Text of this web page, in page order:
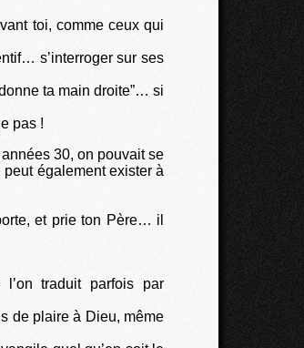
toi, comme ceux qui
s’interroger sur ses
ta main droite”… si
pas !
30, on pouvait se
également exister à
et prie ton Père… il
traduit parfois par
de plaire à Dieu, même